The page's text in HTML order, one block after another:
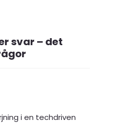
svar – det
i en techdriven